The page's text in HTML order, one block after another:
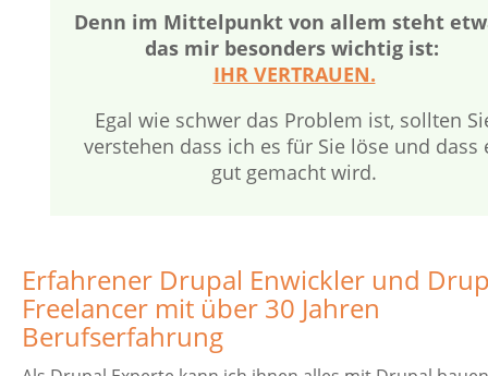
Denn im Mittelpunkt von allem steht
das mir besonders wichtig ist:
IHR VERTRAUEN.
Egal wie schwer das Problem ist, sollten
verstehen dass ich es für Sie löse und dass
gut gemacht wird.
Erfahrener Drupal Enwickler und
Freelancer mit über 30 Jahren
Berufserfahrung